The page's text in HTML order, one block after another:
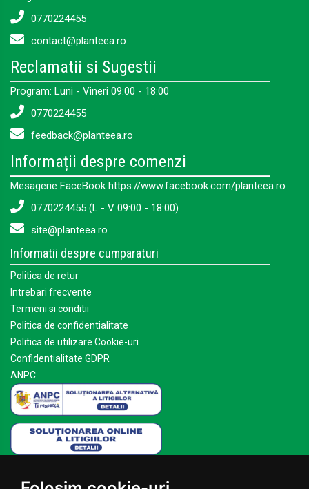
0770224455
contact@planteea.ro
Reclamatii si Sugestii
Program: Luni - Vineri 09:00 - 18:00
0770224455
feedback@planteea.ro
Informații despre comenzi
Mesagerie FaceBook https://www.facebook.com/planteea.ro
0770224455 (L - V 09:00 - 18:00)
site@planteea.ro
Informatii despre cumparaturi
Politica de retur
Intrebari frecvente
Termeni si conditii
Politica de confidentialitate
Politica de utilizare Cookie-uri
Confidentialitate GDPR
ANPC